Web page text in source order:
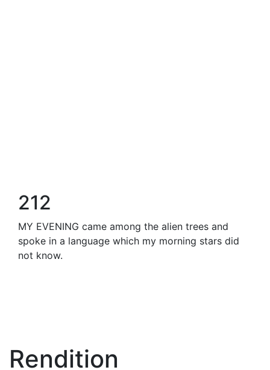
212
MY EVENING came among the alien trees and
spoke in a language which my morning stars did
not know.
Rendition